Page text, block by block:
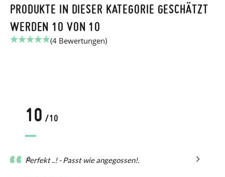
PRODUKTE IN DIESER KATEGORIE GESCHÄTZT
WERDEN 10 VON 10
(4 Bewertungen)
10 /10
Perfekt ..! - Passt wie angegossen!.